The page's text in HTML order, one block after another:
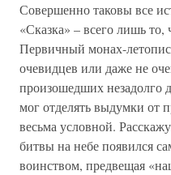
Совершенно таковы все
«Сказка» – всего лишь то,
Первичный монах-
очевидцев или даже не
произошедших незадолго
мог отделять выдумки от
весьма условной.
битвы на небе появился
воинством, предвещая